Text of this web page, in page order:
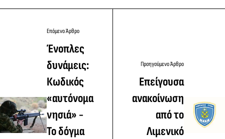
Επόμενο Άρθρο
Ένοπλες
δυνάμεις:
Κωδικός
«αυτόνομα
νησιά» -
Το δόγμα
Προηγούμενο Άρθρο
Επείγουσα
ανακοίνωση
από το
Λιμενικό